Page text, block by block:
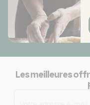
Les meilleures